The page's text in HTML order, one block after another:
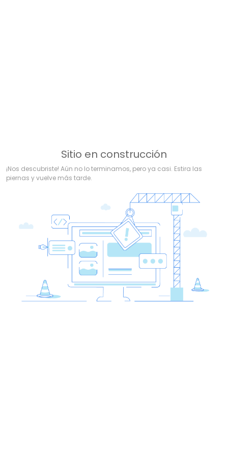
Sitio en construcción
¡Nos descubriste! Aún no lo terminamos, pero ya casi. Estira las
piernas y vuelve más tarde.